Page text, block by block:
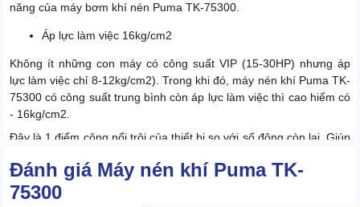
năng của máy bơm khí nén Puma TK-75300.
Áp lực làm việc 16kg/cm2
Không ít những con máy có công suất VIP (15-30HP) nhưng áp
lực làm việc chỉ 8-12kg/cm2). Trong khi đó, máy nén khí Puma TK-
75300 có công suất trung bình còn áp lực làm việc thì cao hiếm có
- 16kg/cm2.
Đây là 1 điểm cộng nổi trội của thiết bị so với số đông còn lại. Giúp
thụ.
Thể tích bình chứa 300l
Đánh giá Máy nén khí Puma TK-
75300